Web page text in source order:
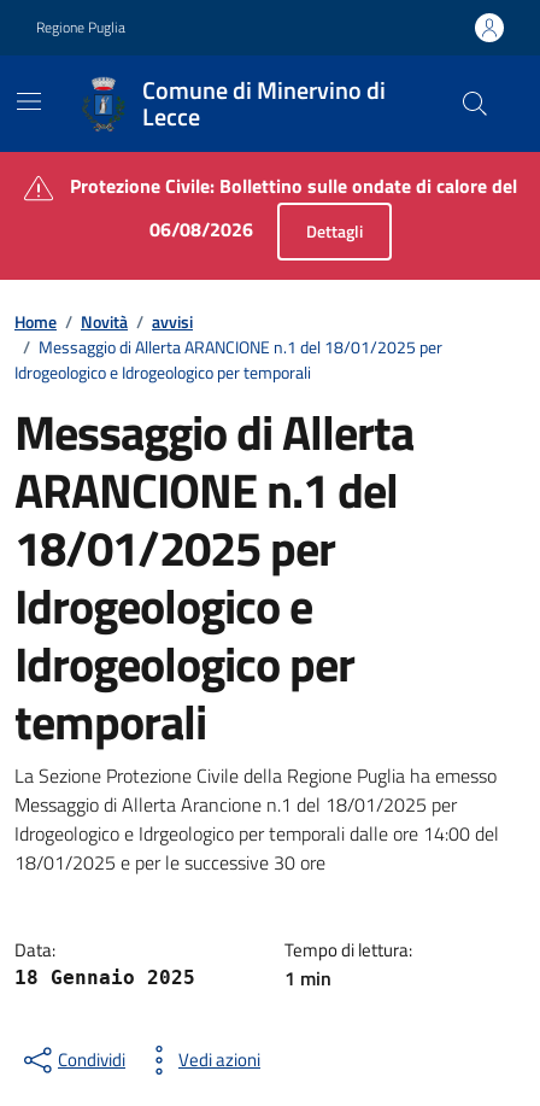
Regione Puglia
Comune di Minervino di
Lecce
Contenuti in evidenza
Protezione Civile: Bollettino sulle ondate di calore del
06/08/2026
Dettagli
Home / Novità / avvisi
/ Messaggio di Allerta ARANCIONE n.1 del 18/01/2025 per
Idrogeologico e Idrogeologico per temporali
Messaggio di Allerta
ARANCIONE n.1 del
18/01/2025 per
Idrogeologico e
Idrogeologico per
temporali
Dettagli della notizia
La Sezione Protezione Civile della Regione Puglia ha emesso
Messaggio di Allerta Arancione n.1 del 18/01/2025 per
Idrogeologico e Idrgeologico per temporali dalle ore 14:00 del
18/01/2025 e per le successive 30 ore
Data:
18 Gennaio 2025
Tempo di lettura:
1 min
Condividi Vedi azioni